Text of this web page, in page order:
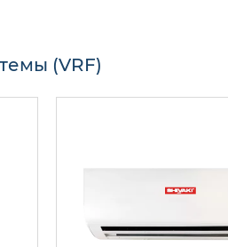
(VRF)